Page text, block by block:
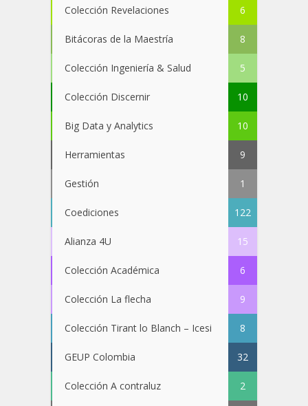
Colección Revelaciones 6
Bitácoras de la Maestría 8
Colección Ingeniería & Salud 5
Colección Discernir 10
Big Data y Analytics 10
Herramientas 9
Gestión 1
Coediciones 122
Alianza 4U 15
Colección Académica 6
Colección La flecha 9
Colección Tirant lo Blanch – Icesi 8
GEUP Colombia 32
Colección A contraluz 2